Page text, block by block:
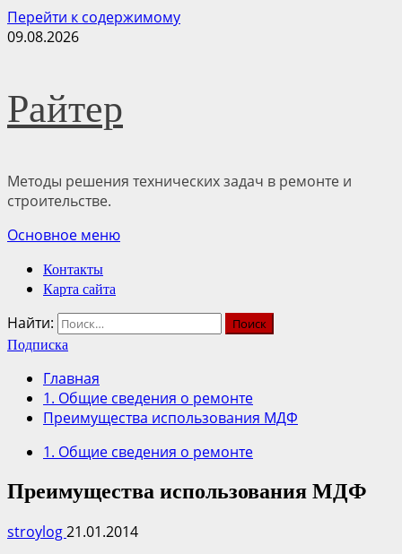
Перейти к содержимому
09.08.2026
Райтер
Методы решения технических задач в ремонте и
строительстве.
Основное меню
Контакты
Карта сайта
Найти:
Подписка
Главная
1. Общие сведения о ремонте
Преимущества использования МДФ
1. Общие сведения о ремонте
Преимущества использования МДФ
stroylog21.01.2014